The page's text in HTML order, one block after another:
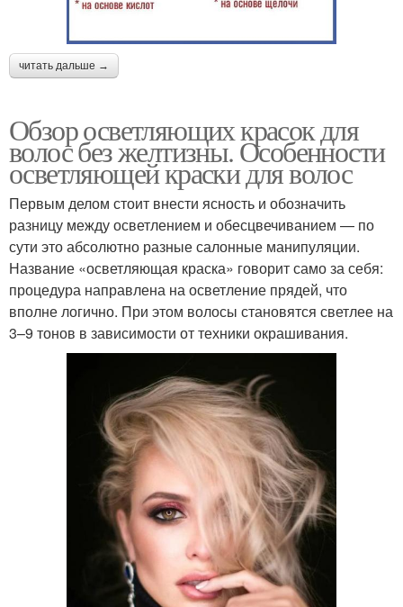
читать дальше →
Обзор осветляющих красок для
волос без желтизны. Особенности
осветляющей краски для волос
Первым делом стоит внести ясность и обозначить
разницу между осветлением и обесцвечиванием — по
сути это абсолютно разные салонные манипуляции.
Название «осветляющая краска» говорит само за себя:
процедура направлена на осветление прядей, что
вполне логично. При этом волосы становятся светлее на
3–9 тонов в зависимости от техники окрашивания.